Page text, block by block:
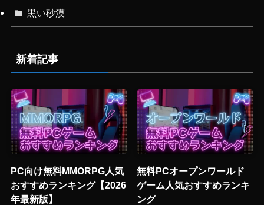
黒い砂漠
新着記事
PC向け無料MMORPG人気
おすすめランキング【2026
年最新版】
無料PCオープンワールド
ゲーム人気おすすめランキ
ング